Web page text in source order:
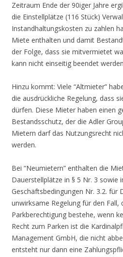
Zeitraum Ende der 90iger Jahre
die Einstellplätze (116 Stück)
Instandhaltungskosten zu zahlen
Miete enthalten und damit
der Folge, dass sie mitvermietet
kann nicht einseitig beendet
Hinzu kommt: Viele “Altmieter”
die ausdrückliche Regelung, dass
dürfen. Diese Mieter haben einen
Bestandsschutz, der die Adler
Mietern darf das Nutzungsrecht
werden.
Bei “Neumietern” enthalten die
Dauerstellplätze in § 5 Nr. 3 sowie
Geschäftsbedingungen Nr. 3.2. für
unwirksame Regelung für den Fall,
Parkberechtigung bestehe, wenn
Recht zum Parken ist die
Management GmbH, die nicht
entsteht nur dann eine